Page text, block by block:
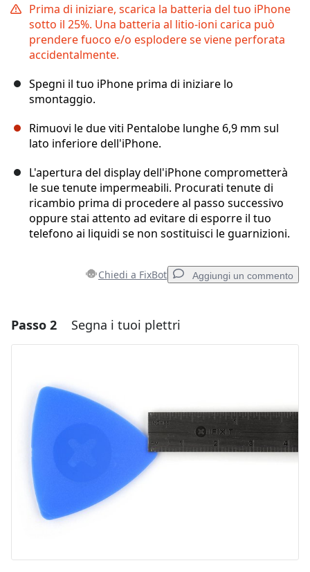
Prima di iniziare, scarica la batteria del tuo iPhone
sotto il 25%. Una batteria al litio-ioni carica può
prendere fuoco e/o esplodere se viene perforata
accidentalmente.
Spegni il tuo iPhone prima di iniziare lo
smontaggio.
Rimuovi le due viti Pentalobe lunghe 6,9 mm sul
lato inferiore dell'iPhone.
L'apertura del display dell'iPhone comprometterà
le sue tenute impermeabili. Procurati tenute di
ricambio prima di procedere al passo successivo
oppure stai attento ad evitare di esporre il tuo
telefono ai liquidi se non sostituisci le guarnizioni.
Chiedi a FixBot Aggiungi un commento
Aggiungi un commento
Annulla Pubblica commento
Passo 2 Segna i tuoi plettri